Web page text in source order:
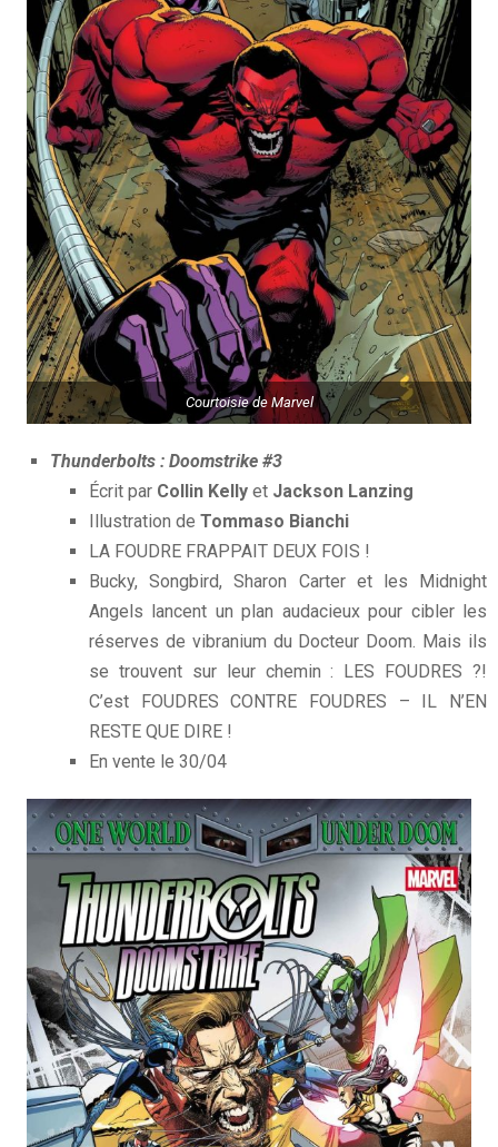
Courtoisie de Marvel
Thunderbolts : Doomstrike #3
Écrit par Collin Kelly et Jackson Lanzing
Illustration de Tommaso Bianchi
LA FOUDRE FRAPPAIT DEUX FOIS !
Bucky, Songbird, Sharon Carter et les Midnight
Angels lancent un plan audacieux pour cibler les
réserves de vibranium du Docteur Doom. Mais ils
se trouvent sur leur chemin : LES FOUDRES ?!
C’est FOUDRES CONTRE FOUDRES – IL N’EN
RESTE QUE DIRE !
En vente le 30/04